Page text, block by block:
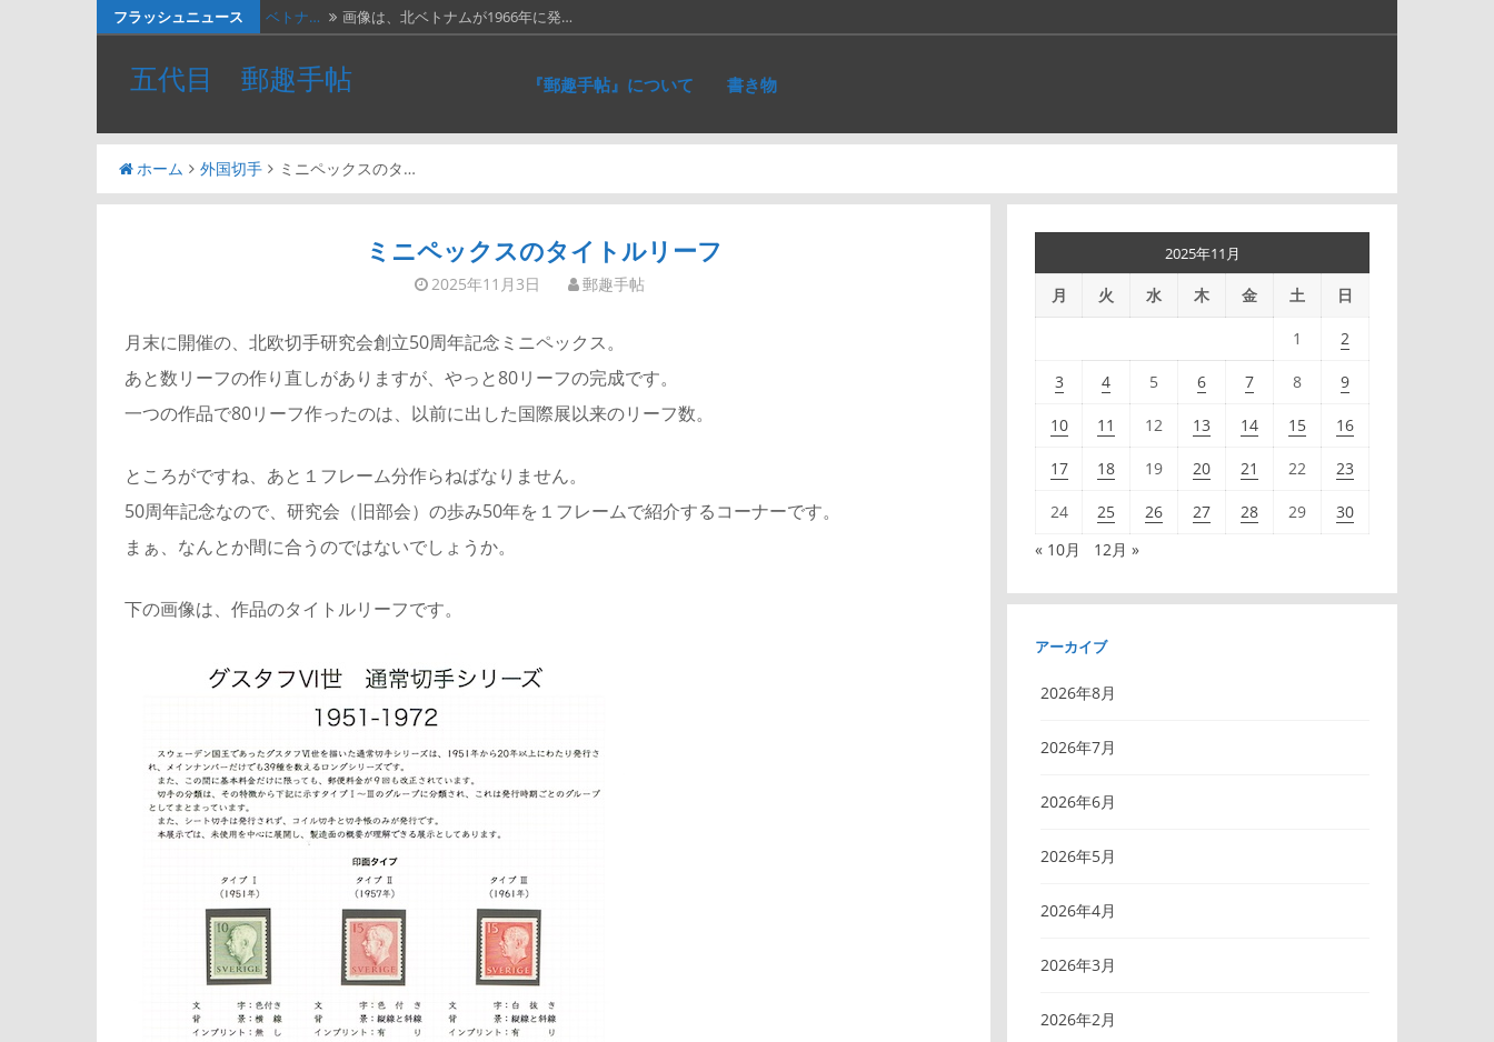
ツ
ス
フラッシュニュース ベトナ… 画像は、北ベトナムが1966年に発…
料金収… 画像は、1990年代初頭に作ったリ…
２種類… 画像の２枚の第三次昭和５銭切手。画…
かつお… ２週間無休で、やっと仕事が一段落。…
五代目 郵趣手帖 『郵趣手帖』について 書き物
ホーム 外国切手 ミニペックスのタ…
ミニペックスのタイトルリーフ
2025年11月3日 郵趣手帖
月末に開催の、北欧切手研究会創立50周年記念ミニペックス。
あと数リーフの作り直しがありますが、やっと80リーフの完成です。
一つの作品で80リーフ作ったのは、以前に出した国際展以来のリーフ数。
ところがですね、あと１フレーム分作らねばなりません。
50周年記念なので、研究会（旧部会）の歩み50年を１フレームで紹介するコーナーです。
まぁ、なんとか間に合うのではないでしょうか。
下の画像は、作品のタイトルリーフです。
2025年11月
月 火 水 木 金 土 日
1 2
3 4 5 6 7 8 9
10 11 12 13 14 15 16
17 18 19 20 21 22 23
24 25 26 27 28 29
30
« 10月
12月 »
アーカイブ
2026年8月
2026年7月
2026年6月
2026年5月
2026年4月
2026年3月
2026年2月